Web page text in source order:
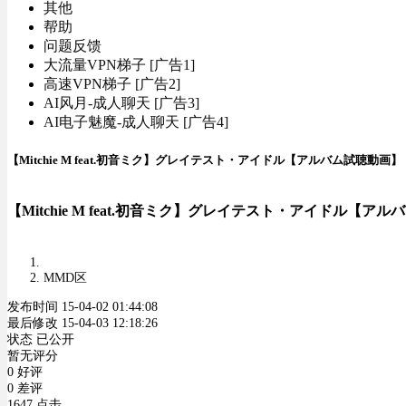
其他
帮助
问题反馈
大流量VPN梯子 [广告1]
高速VPN梯子 [广告2]
AI风月-成人聊天 [广告3]
AI电子魅魔-成人聊天 [广告4]
【Mitchie M feat.初音ミク】グレイテスト・アイドル【アルバム試聴動画】
【Mitchie M feat.初音ミク】グレイテスト・アイドル【アルバ
MMD区
发布时间 15-04-02 01:44:08
最后修改 15-04-03 12:18:26
状态 已公开
暂无评分
0 好评
0 差评